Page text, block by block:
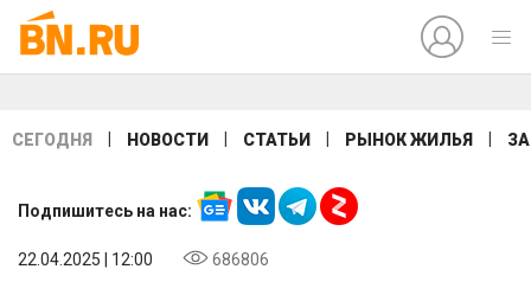
СЕГОДНЯ НОВОСТИ СТАТЬИ РЫНОК ЖИЛЬЯ
Подпишитесь на нас:
22.04.2025 | 12:00 686806